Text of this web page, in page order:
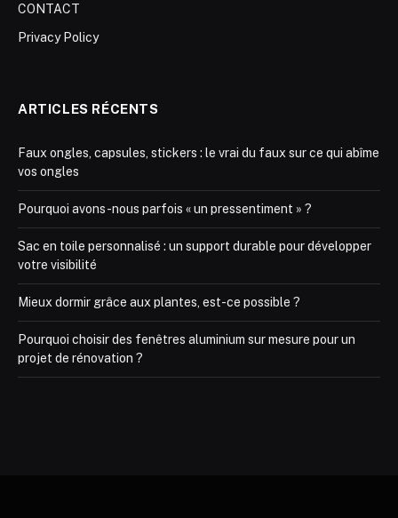
CONTACT
Privacy Policy
ARTICLES RÉCENTS
Faux ongles, capsules, stickers : le vrai du faux sur ce qui abîme
vos ongles
Pourquoi avons-nous parfois « un pressentiment » ?
Sac en toile personnalisé : un support durable pour développer
votre visibilité
Mieux dormir grâce aux plantes, est-ce possible ?
Pourquoi choisir des fenêtres aluminium sur mesure pour un
projet de rénovation ?